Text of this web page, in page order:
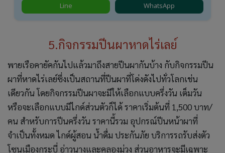
Line
WhatsApp
5.กิจกรรมปีนผาหาดไร่เลย์
พายเรือคายัคกันไปแล้วมาถึงสายปีนผากันบ้าง กับกิจกรรมปีน
ผาที่หาดไร่เลย์ซึ่งเป็นสถานที่ปีนผาที่โด่งดังไปทั่วโลกเช่น
เดียวกัน โดยกิจกรรมปีนผาจะมีให้เลือกแบบครึ่งวัน เต็มวัน
หรือจะเลือกแบบมีไกด์ส่วนตัวก็ได้ ราคาเริ่มต้นที่ 1,500 บาท/
คน สำหรับการปีนครึ่งวัน ราคานี้รวม อุปกรณ์ปีนหน้าผาที่
จำเป็นทั้งหมด ไกด์ผู้สอน น้ำดื่ม ประกันภัย บริการรถรับส่งตัว
โซนเมืองกระบี่ อ่าวนางและคลองม่วง ส่วนอาหารจะมีเฉพาะ